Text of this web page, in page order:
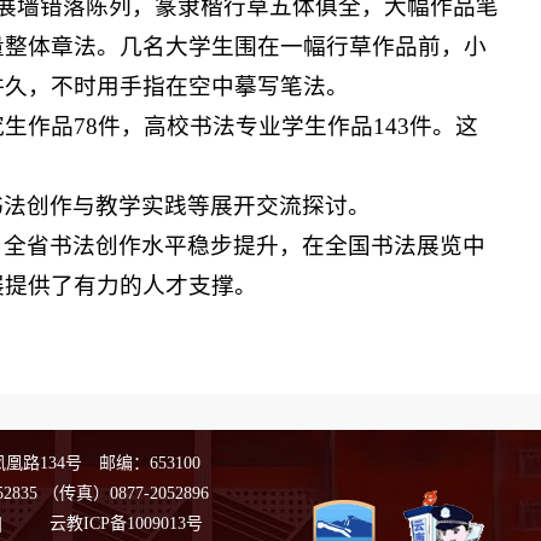
墙错落陈列，篆隶楷行草五体俱全，大幅作品笔
体章法。几名大学生围在一幅行草作品前，小
，不时用手指在空中摹写笔法。
作品78件，高校书法专业学生作品143件。这
创作与教学实践等展开交流探讨。
省书法创作水平稳步提升，在全国书法展览中
供了有力的人才支撑。
凰路134号 邮编：653100
（传真）0877-2052896
|
云教ICP备1009013号